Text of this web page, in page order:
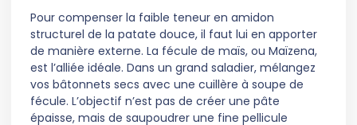
Pour compenser la faible teneur en amidon
structurel de la patate douce, il faut lui en apporter
de manière externe. La fécule de maïs, ou Maïzena,
est l’alliée idéale. Dans un grand saladier, mélangez
vos bâtonnets secs avec une cuillère à soupe de
fécule. L’objectif n’est pas de créer une pâte
épaisse, mais de saupoudrer une fine pellicule